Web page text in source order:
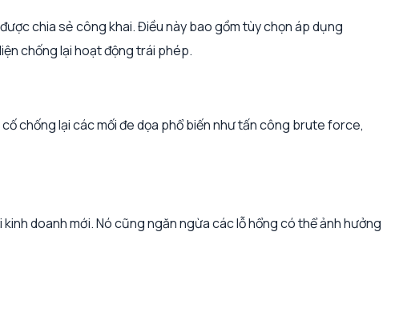
chia sẻ công khai. Điều này bao gồm tùy chọn áp dụng
chống lại hoạt động trái phép.
chống lại các mối đe dọa phổ biến như tấn công brute force,
doanh mới. Nó cũng ngăn ngừa các lỗ hổng có thể ảnh hưởng